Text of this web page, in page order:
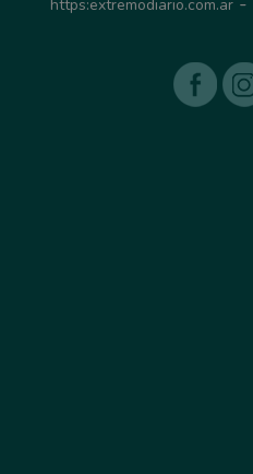
https:extremodiario.com.ar